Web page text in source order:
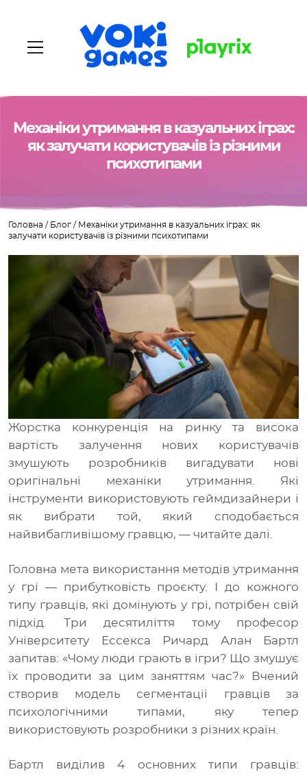
Головна
Вакансії
Контакти
Медіа
UA
Механіки утримання в казуальних іграх:
як залучати користувачів із різними
психотипами
Головна / Блог / Механіки утримання в казуальних іграх: як
залучати користувачів із різними психотипами
Жорстка конкуренція на ринку та висока
вартість залучення нових користувачів
змушують розробників вигадувати нові
оригінальні механіки утримання. Які
інструменти використовують геймдизайнери і
як вибрати той, який сподобається
найвибагливішому гравцю, — читайте далі.
Головна мета використання методів утримання
у грі — прибутковість проєкту. І до кожного
типу гравців, які домінують у грі, потрібен свій
підхід. Три десятиліття тому професор
Університету Ессекса Ричард Алан Бартл
запитав: «Чому люди грають в ігри? Що змушує
їх проводити за цим заняттям час?» Вчений
створив модель сегментації гравців за
психологічними типами, яку тепер
використовують розробники з різних країн.
Бартл виділив 4 основних типи гравців: